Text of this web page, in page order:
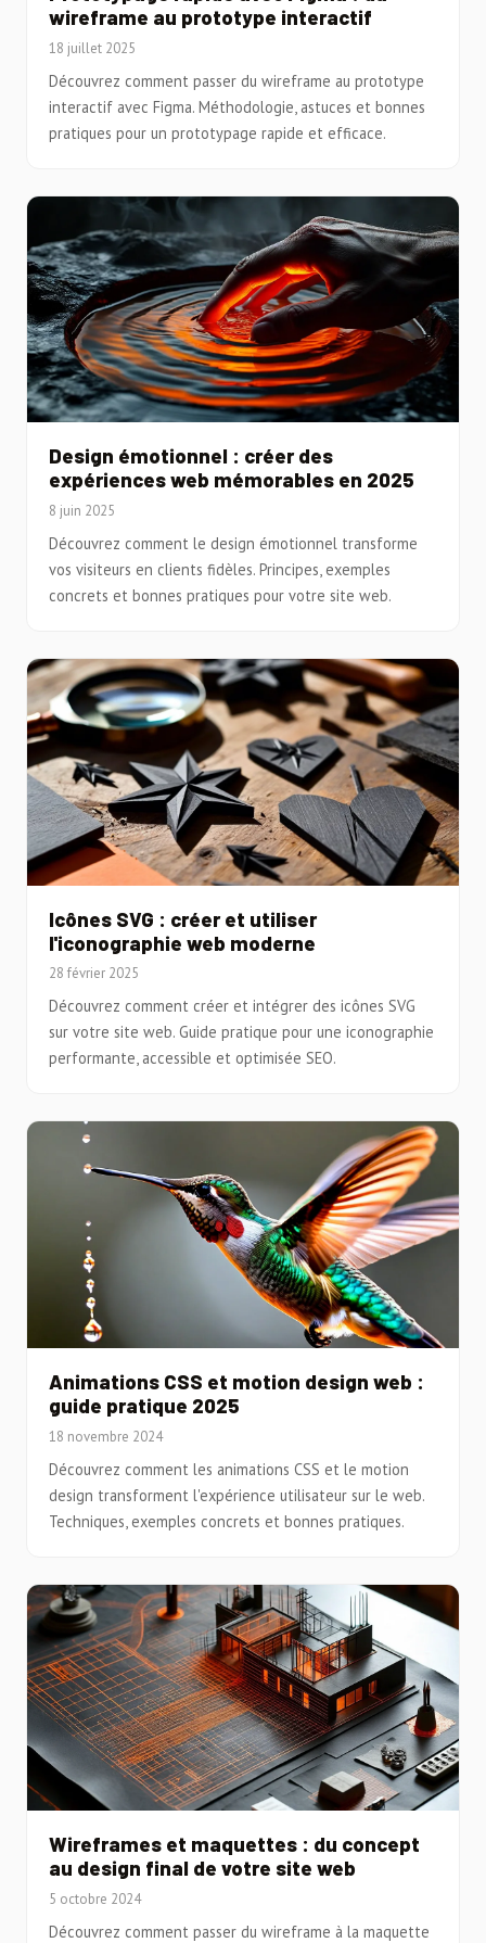
wireframe au prototype interactif
18 juillet 2025
Découvrez comment passer du wireframe au prototype
interactif avec Figma. Méthodologie, astuces et bonnes
pratiques pour un prototypage rapide et efficace.
Design émotionnel : créer des
expériences web mémorables en 2025
8 juin 2025
Découvrez comment le design émotionnel transforme
vos visiteurs en clients fidèles. Principes, exemples
concrets et bonnes pratiques pour votre site web.
Icônes SVG : créer et utiliser
l'iconographie web moderne
28 février 2025
Découvrez comment créer et intégrer des icônes SVG
sur votre site web. Guide pratique pour une iconographie
performante, accessible et optimisée SEO.
Animations CSS et motion design web :
guide pratique 2025
18 novembre 2024
Découvrez comment les animations CSS et le motion
design transforment l'expérience utilisateur sur le web.
Techniques, exemples concrets et bonnes pratiques.
Wireframes et maquettes : du concept
au design final de votre site web
5 octobre 2024
Découvrez comment passer du wireframe à la maquette